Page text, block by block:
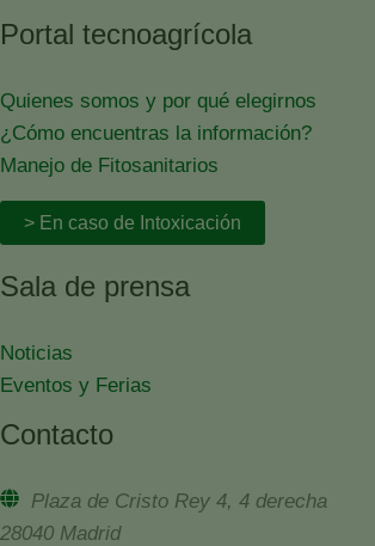
Portal tecnoagrícola
Quienes somos y por qué elegirnos
¿Cómo encuentras la información?
Manejo de Fitosanitarios
> En caso de Intoxicación
Sala de prensa
Noticias
Eventos y Ferias
Contacto
Plaza de Cristo Rey 4, 4 derecha
28040 Madrid